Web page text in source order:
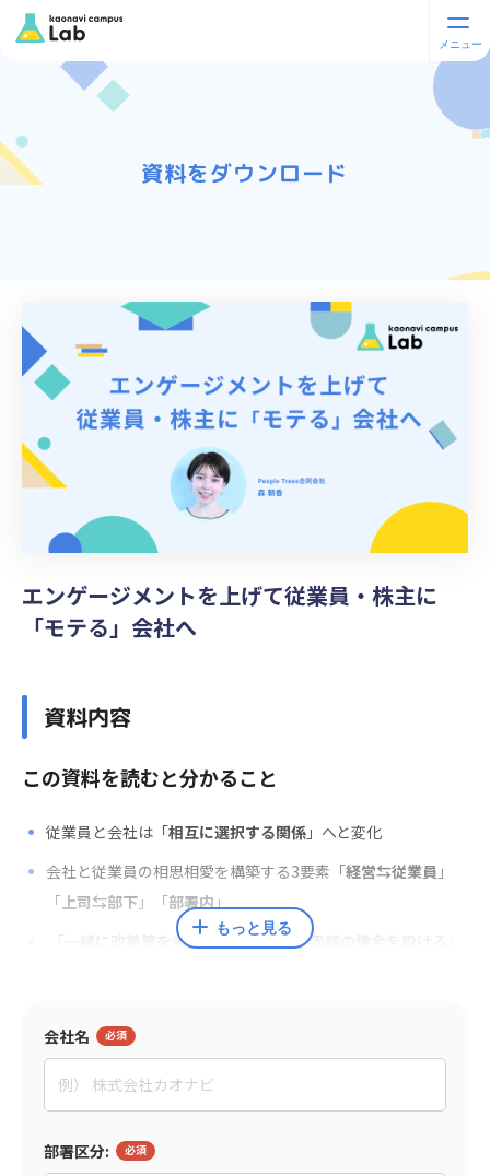
資料をダウンロード
エンゲージメントを上げて従業員・株主に
「モテる」会社へ
資料内容
この資料を読むと分かること
従業員と会社は「相互に選択する関係 」へと変化
会社と従業員の相思相愛を構築する3要素「経営⇆従業員 」
「上司⇆部下 」「部署内」
一緒に改善策を考える」「経営層と面談の機会を設ける
監修者
東野 敦
People Trees合同会社
Co-CEO
もっと見る
会社名
部署区分: